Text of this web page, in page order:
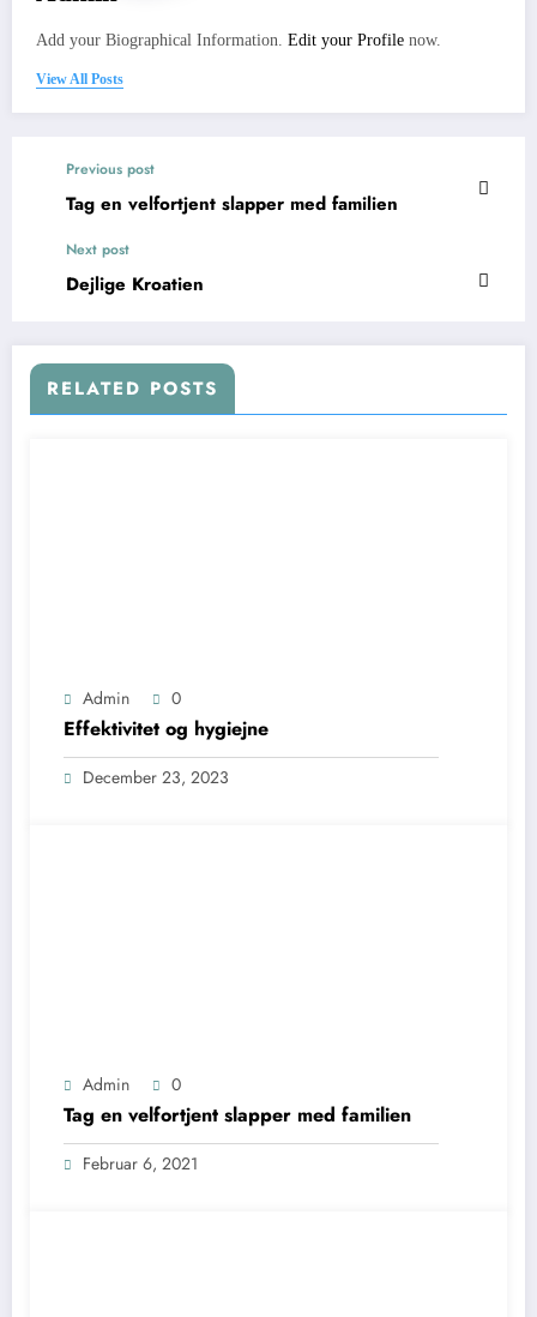
Add your Biographical Information. Edit your Profile now.
View All Posts
Previous post
Tag en velfortjent slapper med familien
Next post
Dejlige Kroatien
RELATED POSTS
Admin 0
Effektivitet og hygiejne
December 23, 2023
Admin 0
Tag en velfortjent slapper med familien
Februar 6, 2021